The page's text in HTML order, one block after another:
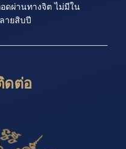
ดผ่านทางจิต ไม่มีใน
ายสิบปี
ดต่อ